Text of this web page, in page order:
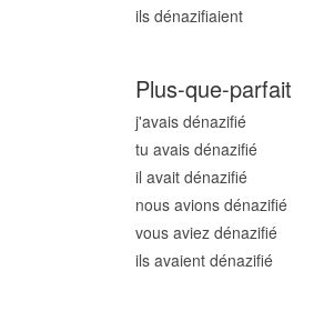
ils dénazifiaient
Plus-que-parfait
j'avais dénazifié
tu avais dénazifié
il avait dénazifié
nous avions dénazifié
vous aviez dénazifié
ils avaient dénazifié